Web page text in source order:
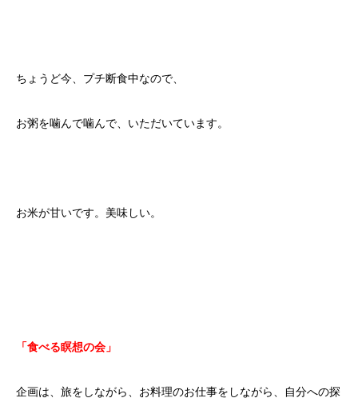
ちょうど今、プチ断食中なので、
お粥を噛んで噛んで、いただいています。
お米が甘いです。美味しい。
「食べる瞑想の会」
企画は、旅をしながら、お料理のお仕事をしながら、自分への探